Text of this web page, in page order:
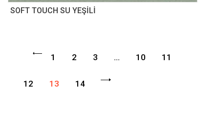
SOFT TOUCH SU YEŞİLİ
1 2 3 … 10 11
12 13 14